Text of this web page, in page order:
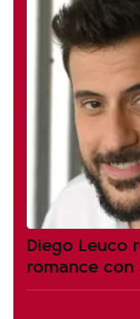
Diego Leuco
romance